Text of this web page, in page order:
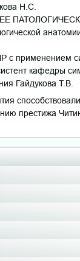
Н.С.
с применением
кафедры
Гайдукова Т.В.
престижа